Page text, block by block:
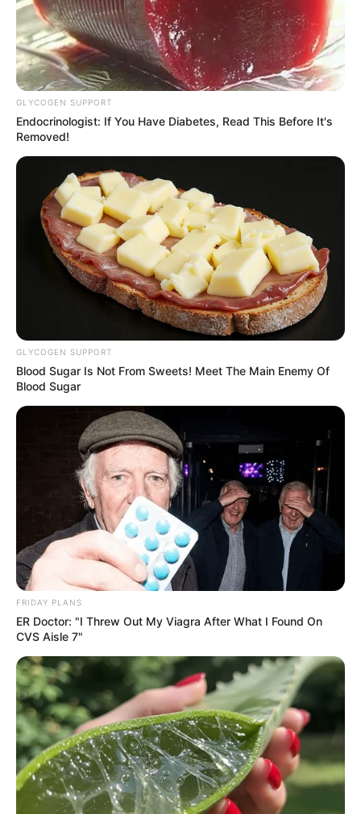
GLYCOGEN SUPPORT
Endocrinologist: If You Have Diabetes, Read This Before It's
Removed!
GLYCOGEN SUPPORT
Blood Sugar Is Not From Sweets! Meet The Main Enemy Of
Blood Sugar
FRIDAY PLANS
ER Doctor: "I Threw Out My Viagra After What I Found On
CVS Aisle 7"